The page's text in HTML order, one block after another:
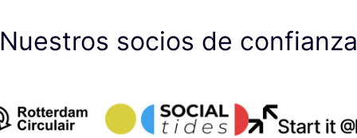
Nuestros socios de confianza